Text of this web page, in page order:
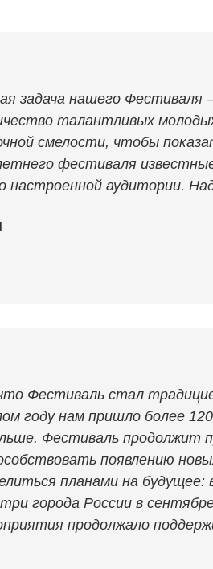
задача нашего Фестиваля
талантливых
смелости, чтобы
фестиваля
настроенной аудитории.
Фестиваль стал
году нам пришло более
Фестиваль продолжит
появлению
планами на
города России в
продолжало